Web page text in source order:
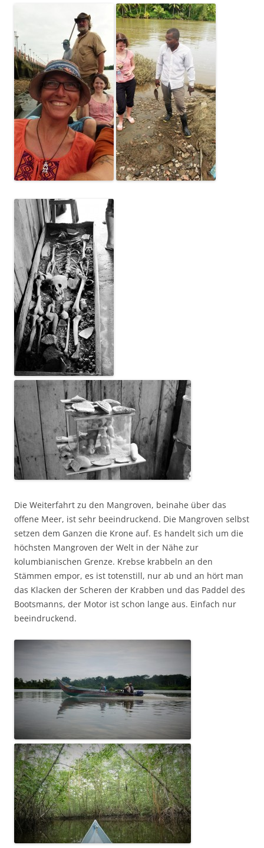
Die Weiterfahrt zu den Mangroven, beinahe über das
offene Meer, ist sehr beeindruckend. Die Mangroven selbst
setzen dem Ganzen die Krone auf. Es handelt sich um die
höchsten Mangroven der Welt in der Nähe zur
kolumbianischen Grenze. Krebse krabbeln an den
Stämmen empor, es ist totenstill, nur ab und an hört man
das Klacken der Scheren der Krabben und das Paddel des
Bootsmanns, der Motor ist schon lange aus. Einfach nur
beeindruckend.